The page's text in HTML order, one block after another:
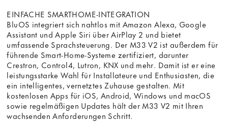
EINFACHE SMARTHOME-INTEGRATION
BluOS integriert sich nahtlos mit Amazon Alexa, Google
Assistant und Apple Siri über AirPlay 2 und bietet
umfassende Sprachsteuerung. Der M33 V2 ist außerdem für
führende Smart-Home-Systeme zertifiziert, darunter
Crestron, Control4, Lutron, KNX und mehr. Damit ist er eine
leistungsstarke Wahl für Installateure und Enthusiasten, die
ein intelligentes, vernetztes Zuhause gestalten. Mit
kostenlosen Apps für iOS, Android, Windows und macOS
sowie regelmäßigen Updates hält der M33 V2 mit Ihren
wachsenden Anforderungen Schritt.